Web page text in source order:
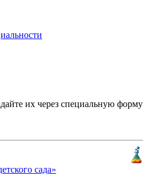
их через специальную форму
сада»